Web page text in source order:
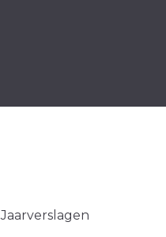
Jaarverslagen